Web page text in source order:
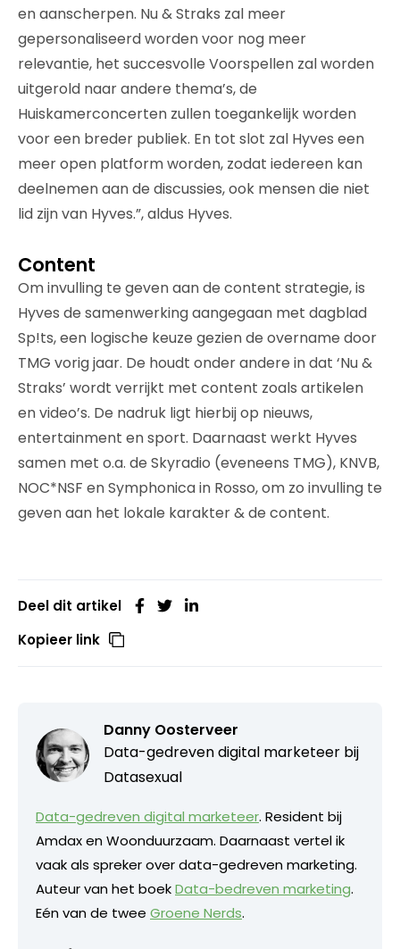
en aanscherpen. Nu & Straks zal meer
gepersonaliseerd worden voor nog meer
relevantie, het succesvolle Voorspellen zal worden
uitgerold naar andere thema’s, de
Huiskamerconcerten zullen toegankelijk worden
voor een breder publiek. En tot slot zal Hyves een
meer open platform worden, zodat iedereen kan
deelnemen aan de discussies, ook mensen die niet
lid zijn van Hyves.”, aldus Hyves.
Content
Om invulling te geven aan de content strategie, is
Hyves de samenwerking aangegaan met dagblad
Sp!ts, een logische keuze gezien de overname door
TMG vorig jaar. De houdt onder andere in dat ‘Nu &
Straks’ wordt verrijkt met content zoals artikelen
en video’s. De nadruk ligt hierbij op nieuws,
entertainment en sport. Daarnaast werkt Hyves
samen met o.a. de Skyradio (eveneens TMG), KNVB,
NOC*NSF en Symphonica in Rosso, om zo invulling te
geven aan het lokale karakter & de content.
Deel dit artikel
Kopieer link
Danny Oosterveer
Data-gedreven digital marketeer bij
Datasexual
Data-gedreven digital marketeer. Resident bij
Amdax en Woonduurzaam. Daarnaast vertel ik
vaak als spreker over data-gedreven marketing.
Auteur van het boekData-bedreven marketing.
Eén van de twee Groene Nerds.